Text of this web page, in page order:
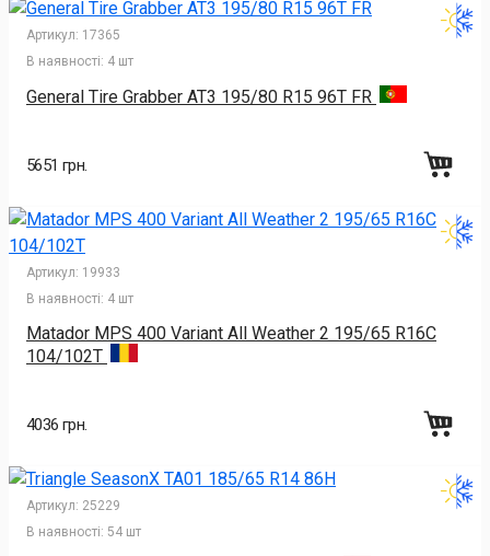
Артикул: 17365
В наявності: 4 шт
General Tire Grabber AT3 195/80 R15 96T FR
5651 грн.
Артикул: 19933
В наявності: 4 шт
Matador MPS 400 Variant All Weather 2 195/65 R16C
104/102T
4036 грн.
Артикул: 25229
В наявності: 54 шт